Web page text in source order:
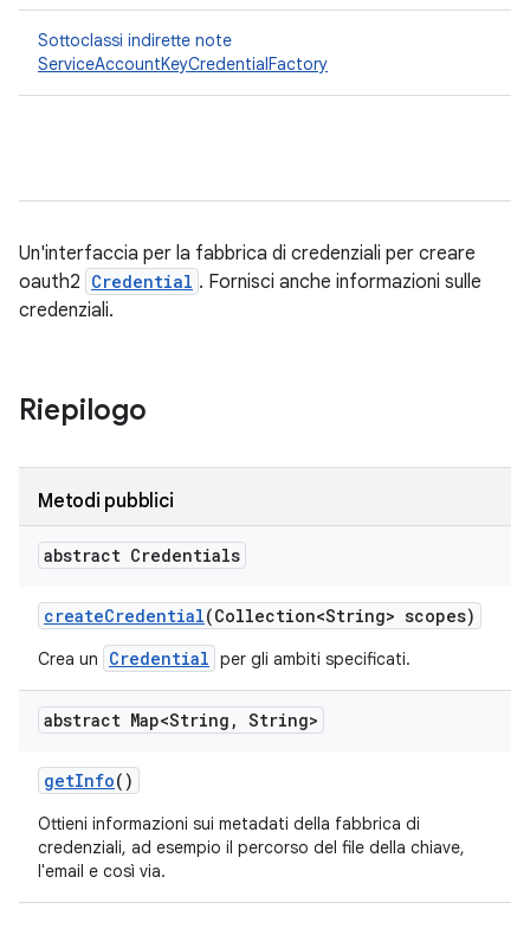
Sottoclassi indirette note
ServiceAccountKeyCredentialFactory
Un'interfaccia per la fabbrica di credenziali per creare
oauth2 Credential . Fornisci anche informazioni sulle
credenziali.
Riepilogo
Metodi pubblici
abstract Credentials
createCredential(Collection<String> scopes)
Crea un Credential per gli ambiti specificati.
abstract Map<String , String>
getInfo()
Ottieni informazioni sui metadati della fabbrica di
credenziali, ad esempio il percorso del file della chiave,
l'email e così via.